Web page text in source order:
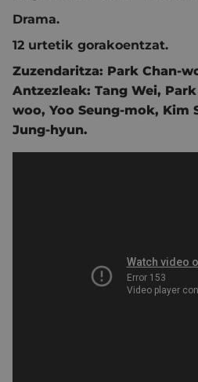
Drama.
12 urtetik gorakoentzat.
Zuzendaritza: Park Chan-
Antzezleak: Tang Wei,
woo, Yoo Seung-mok, Kim
Jung-hyun.